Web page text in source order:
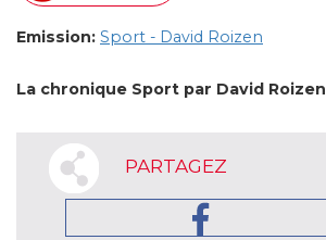
Emission: Sport - David Roizen
La chronique Sport par David Roizen
PARTAGEZ